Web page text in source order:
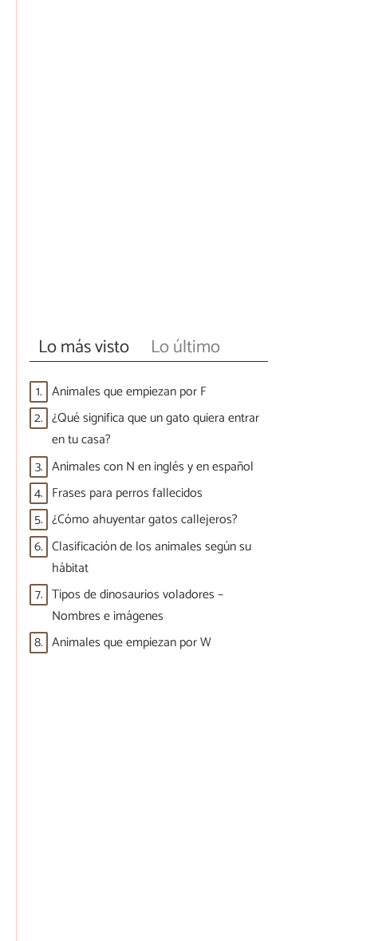
Lo más visto Lo último
1. Animales que empiezan por F
2. ¿Qué significa que un gato quiera entrar
en tu casa?
3. Animales con N en inglés y en español
4. Frases para perros fallecidos
5. ¿Cómo ahuyentar gatos callejeros?
6. Clasificación de los animales según su
hábitat
7. Tipos de dinosaurios voladores –
Nombres e imágenes
8. Animales que empiezan por W